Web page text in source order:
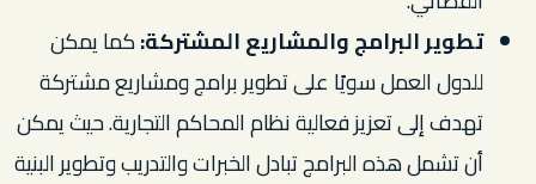
تطوير البرامج والمشاريع المشتركة:كما يمكن
للدول العمل سويًا على تطوير برامج ومشاريع مشتركة
تهدف إلى تعزيز فعالية نظام المحاكم التجارية. حيث يمكن
أن تشمل هذه البرامج تبادل الخبرات والتدريب وتطوير البنية